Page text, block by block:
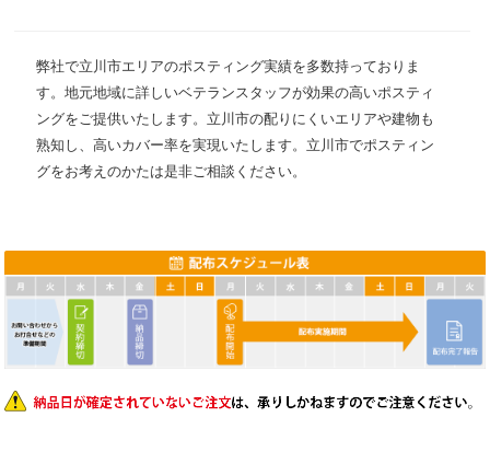
弊社で立川市エリアのポスティング実績を多数持っておりま
す。地元地域に詳しいベテランスタッフが効果の高いポスティ
ングをご提供いたします。立川市の配りにくいエリアや建物も
熟知し、高いカバー率を実現いたします。立川市でポスティン
グをお考えのかたは是非ご相談ください。